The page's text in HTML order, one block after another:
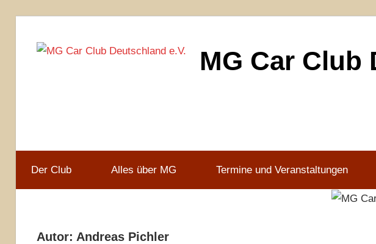
Inhalt
MG Car Club
Der Club Alles über MG Termine und Veranstaltungen
Autor: Andreas Pichler